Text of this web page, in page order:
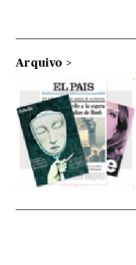
Arquivo